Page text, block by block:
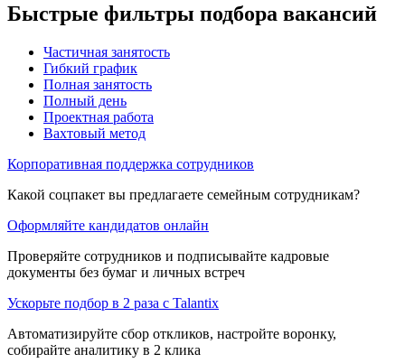
Быстрые фильтры подбора вакансий
Частичная занятость
Гибкий график
Полная занятость
Полный день
Проектная работа
Вахтовый метод
Корпоративная поддержка сотрудников
Какой соцпакет вы предлагаете семейным сотрудникам?
Оформляйте кандидатов онлайн
Проверяйте сотрудников и подписывайте кадровые
документы без бумаг и личных встреч
Ускорьте подбор в 2 раза с Talantix
Автоматизируйте сбор откликов, настройте воронку,
собирайте аналитику в 2 клика